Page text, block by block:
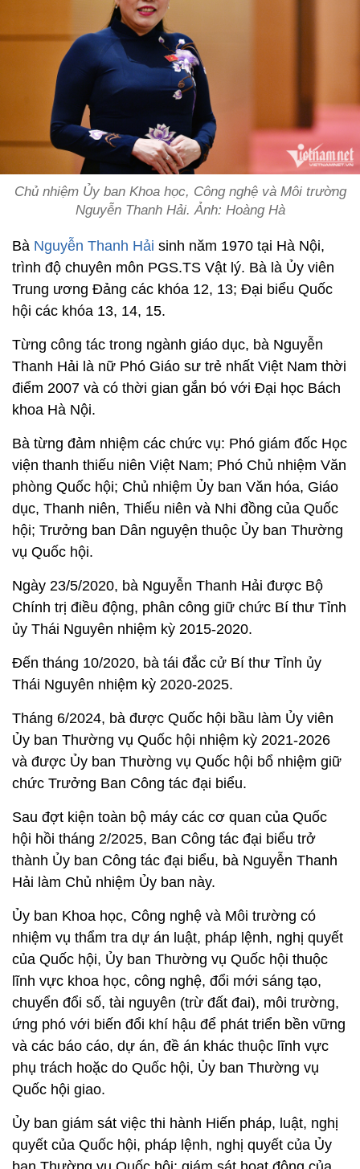
Chủ nhiệm Ủy ban Khoa học, Công nghệ và Môi trường
Nguyễn Thanh Hải. Ảnh: Hoàng Hà
Bà Nguyễn Thanh Hải sinh năm 1970 tại Hà Nội,
trình độ chuyên môn PGS.TS Vật lý. Bà là Ủy viên
Trung ương Đảng các khóa 12, 13; Đại biểu Quốc
hội các khóa 13, 14, 15.
Từng công tác trong ngành giáo dục, bà Nguyễn
Thanh Hải là nữ Phó Giáo sư trẻ nhất Việt Nam thời
điểm 2007 và có thời gian gắn bó với Đại học Bách
khoa Hà Nội.
Bà từng đảm nhiệm các chức vụ: Phó giám đốc Học
viện thanh thiếu niên Việt Nam; Phó Chủ nhiệm Văn
phòng Quốc hội; Chủ nhiệm Ủy ban Văn hóa, Giáo
dục, Thanh niên, Thiếu niên và Nhi đồng của Quốc
hội; Trưởng ban Dân nguyện thuộc Ủy ban Thường
vụ Quốc hội.
Ngày 23/5/2020, bà Nguyễn Thanh Hải được Bộ
Chính trị điều động, phân công giữ chức Bí thư Tỉnh
ủy Thái Nguyên nhiệm kỳ 2015-2020.
Đến tháng 10/2020, bà tái đắc cử Bí thư Tỉnh ủy
Thái Nguyên nhiệm kỳ 2020-2025.
Tháng 6/2024, bà được Quốc hội bầu làm Ủy viên
Ủy ban Thường vụ Quốc hội nhiệm kỳ 2021-2026
và được Ủy ban Thường vụ Quốc hội bổ nhiệm giữ
chức Trưởng Ban Công tác đại biểu.
Sau đợt kiện toàn bộ máy các cơ quan của Quốc
hội hồi tháng 2/2025, Ban Công tác đại biểu trở
thành Ủy ban Công tác đại biểu, bà Nguyễn Thanh
Hải làm Chủ nhiệm Ủy ban này.
Ủy ban Khoa học, Công nghệ và Môi trường có
nhiệm vụ thẩm tra dự án luật, pháp lệnh, nghị quyết
của Quốc hội, Ủy ban Thường vụ Quốc hội thuộc
lĩnh vực khoa học, công nghệ, đổi mới sáng tạo,
chuyển đổi số, tài nguyên (trừ đất đai), môi trường,
ứng phó với biến đổi khí hậu để phát triển bền vững
và các báo cáo, dự án, đề án khác thuộc lĩnh vực
phụ trách hoặc do Quốc hội, Ủy ban Thường vụ
Quốc hội giao.
Ủy ban giám sát việc thi hành Hiến pháp, luật, nghị
quyết của Quốc hội, pháp lệnh, nghị quyết của Ủy